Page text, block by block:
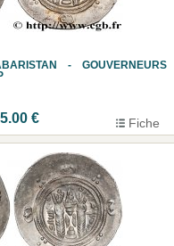
- GOUVERNEURS
€ Fiche